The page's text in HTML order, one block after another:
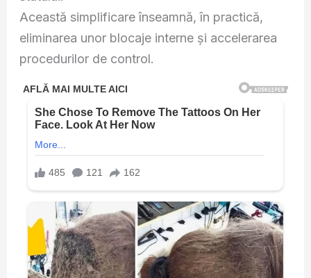
Această simplificare înseamnă, în practică,
eliminarea unor blocaje interne și accelerarea
procedurilor de control.